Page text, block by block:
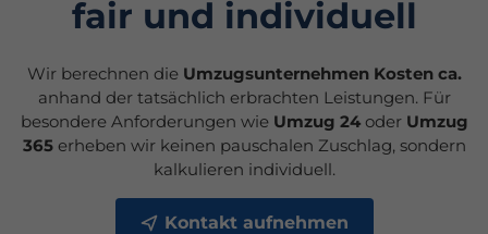
fair und individuell
Wir berechnen die Umzugsunternehmen Kosten ca.
anhand der tatsächlich erbrachten Leistungen. Für
besondere Anforderungen wie Umzug 24oder Umzug
365erheben wir keinen pauschalen Zuschlag, sondern
kalkulieren individuell.
Kontakt aufnehmen